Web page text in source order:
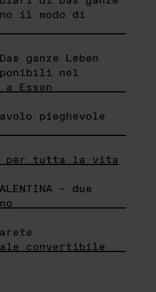
il modo di
ganze Leben
nel
a Essen
pieghevole
per tutta la vita
– due
convertibile